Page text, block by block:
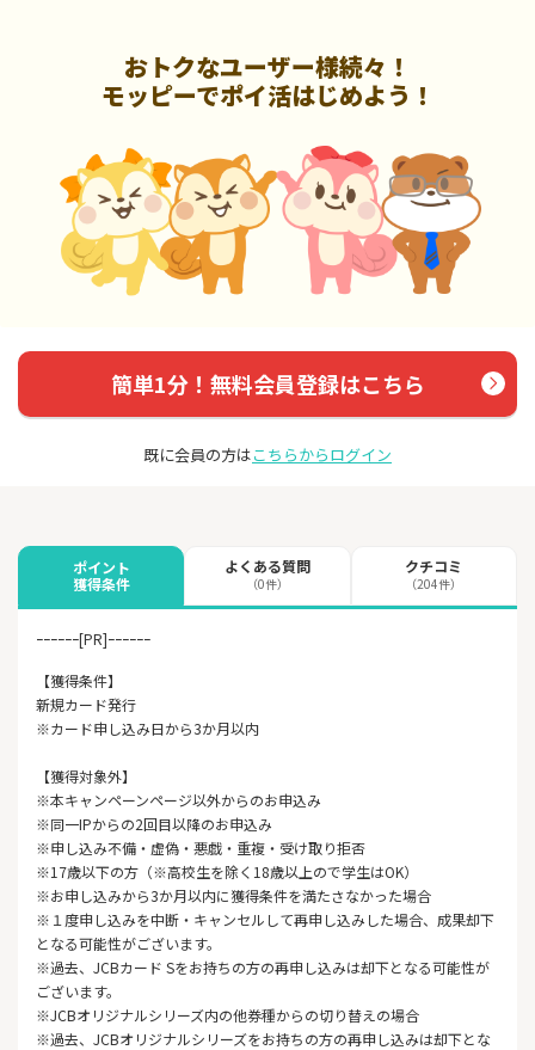
おトクなユーザー様続々！
モッピーでポイ活はじめよう！
簡単1分！無料会員登録はこちら
既に会員の方はこちらからログイン
ポイント
獲得条件
よくある質問
（0件）
クチコミ
（204件）
ｰｰｰｰｰｰ[PR]ｰｰｰｰｰｰ
【獲得条件】
新規カード発行
※カード申し込み日から3か月以内
【獲得対象外】
※本キャンペーンページ以外からのお申込み
※同一IPからの2回目以降のお申込み
※申し込み不備・虚偽・悪戯・重複・受け取り拒否
※17歳以下の方（※高校生を除く18歳以上ので学生はOK）
※お申し込みから3か月以内に獲得条件を満たさなかった場合
※１度申し込みを中断・キャンセルして再申し込みした場合、成果却下
となる可能性がございます。
※過去、JCBカード Sをお持ちの方の再申し込みは却下となる可能性が
ございます。
※JCBオリジナルシリーズ内の他券種からの切り替えの場合
※過去、JCBオリジナルシリーズをお持ちの方の再申し込みは却下とな